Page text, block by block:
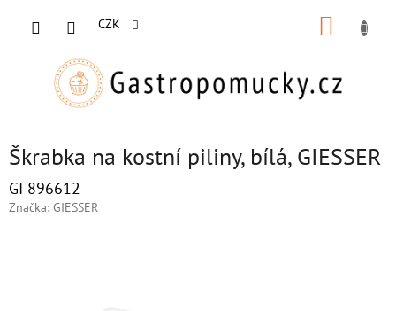
CZK
Škrabka na kostní piliny, bílá, GIESSER
GI 896612
Značka: GIESSER